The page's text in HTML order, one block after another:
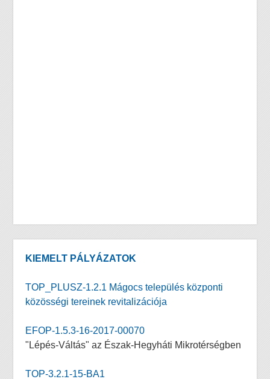
KIEMELT PÁLYÁZATOK
TOP_PLUSZ-1.2.1 Mágocs település központi
közösségi tereinek revitalizációja
EFOP-1.5.3-16-2017-00070
"Lépés-Váltás" az Észak-Hegyháti Mikrotérségben
TOP-3.2.1-15-BA1